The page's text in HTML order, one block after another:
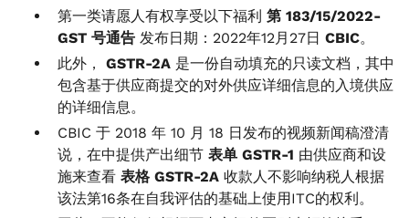
第一类请愿人有权享受以下福利 第 183/15/2022-
GST 号通告 发布日期：2022年12月27日 CBIC。
此外， GSTR-2A 是一份自动填充的只读文档，其中
包含基于供应商提交的对外供应详细信息的入境供应
的详细信息。
CBIC 于 2018 年 10 月 18 日发布的视频新闻稿澄清
说，在中提供产出细节 表单 GSTR-1 由供应商和设
施来查看 表格 GSTR-2A 收款人不影响纳税人根据
该法第16条在自我评估的基础上使用ITC的权利。